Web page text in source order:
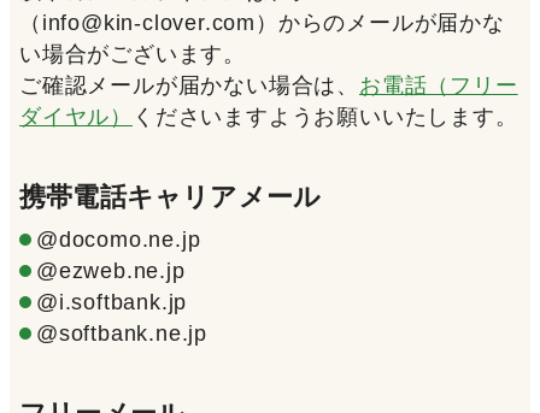
（info@kin-clover.com）からのメールが届かな
い場合がございます。
ご確認メールが届かない場合は、 お電話（フリー
ダイヤル）
くださいますようお願いいたします。
携帯電話キャリアメール
@docomo.ne.jp
@ezweb.ne.jp
@i.softbank.jp
@softbank.ne.jp